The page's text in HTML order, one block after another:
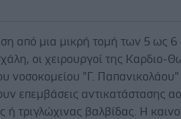
από μια μικρή τομή των 5 ως 6
οι χειρουργοί της Καρδιο-
νοσοκομείου "Γ.
επεμβάσεις αντικατάστασης
ή τριγλώχινας βαλβίδας. Η